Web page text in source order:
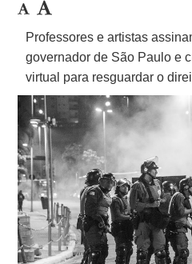
Professores e artistas
governador de São Paulo e
virtual para resguardar o